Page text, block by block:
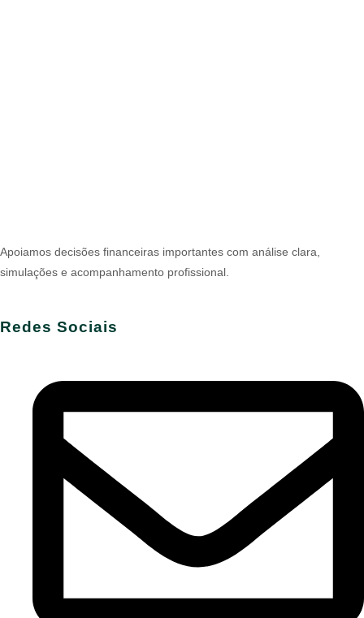
Apoiamos decisões financeiras importantes com análise clara,
simulações e acompanhamento profissional.
Redes Sociais